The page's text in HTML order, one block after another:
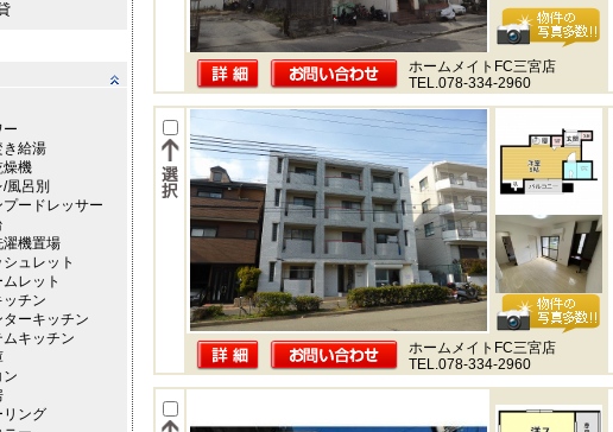
ー
き給湯
燥機
/風呂別
プードレッサー
濯機置場
ュレット
レット
チン
ターキッチン
ムキッチン
ン
リング
ホームメイトFC三宮店
TEL.078-334-2960
ホームメイトFC三宮店
TEL.078-334-2960